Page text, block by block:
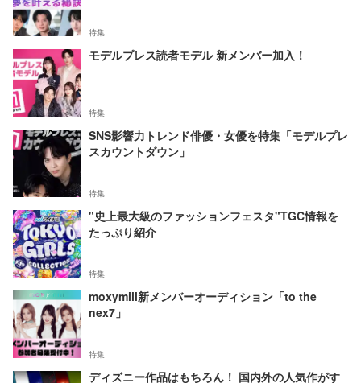
特集
モデルプレス読者モデル 新メンバー加入！
特集
SNS影響力トレンド俳優・女優を特集「モデルプレ
スカウントダウン」
特集
"史上最大級のファッションフェスタ"TGC情報を
たっぷり紹介
特集
moxymill新メンバーオーディション「to the
nex7」
特集
ディズニー作品はもちろん！ 国内外の人気作がす